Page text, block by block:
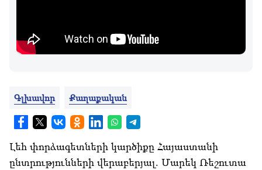
Գլխավոր Քաղաքական
Լեհ փորձագետների կարծիքը Հայաստանի
ընտրությունների վերաբերյալ. Մարեկ Ռեշուտա